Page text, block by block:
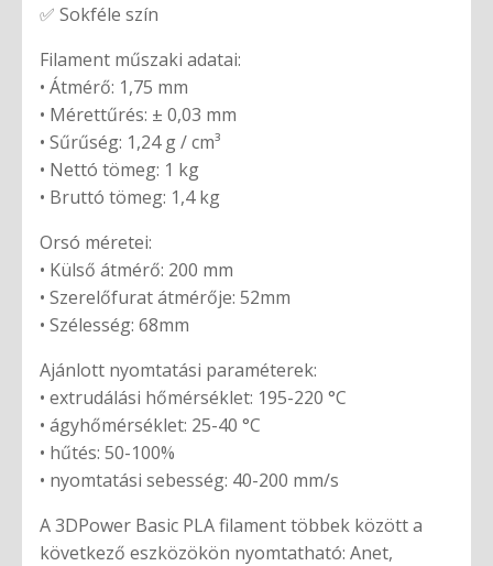
✅ Sokféle szín
Filament műszaki adatai:
• Átmérő: 1,75 mm
• Mérettűrés: ± 0,03 mm
• Sűrűség: 1,24 g / cm³
• Nettó tömeg: 1 kg
• Bruttó tömeg: 1,4 kg
Orsó méretei:
• Külső átmérő: 200 mm
• Szerelőfurat átmérője: 52mm
• Szélesség: 68mm
Ajánlott nyomtatási paraméterek:
• extrudálási hőmérséklet: 195-220 °C
• ágyhőmérséklet: 25-40 °C
• hűtés: 50-100%
• nyomtatási sebesség: 40-200 mm/s
A 3DPower Basic PLA filament többek között a
következő eszközökön nyomtatható: Anet,